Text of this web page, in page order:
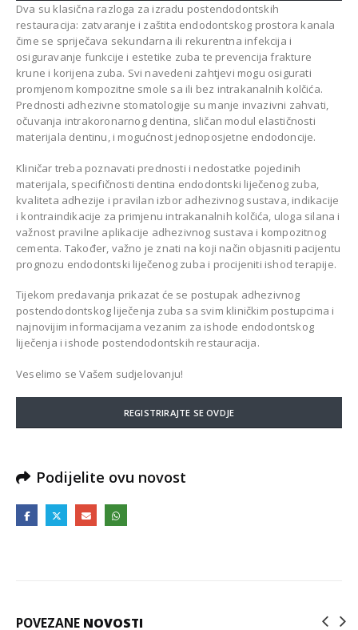
Dva su klasična razloga za izradu postendodontskih
restauracija: zatvaranje i zaštita endodontskog prostora kanala
čime se spriječava sekundarna ili rekurentna infekcija i
osiguravanje funkcije i estetike zuba te prevencija frakture
krune i korijena zuba. Svi navedeni zahtjevi mogu osigurati
promjenom kompozitne smole sa ili bez intrakanalnih kolčića.
Prednosti adhezivne stomatologije su manje invazivni zahvati,
očuvanja intrakoronarnog dentina, sličan modul elastičnosti
materijala dentinu, i mogućnost jednoposjetne endodoncije.
Kliničar treba poznavati prednosti i nedostatke pojedinih
materijala, specifičnosti dentina endodontski liječenog zuba,
kvaliteta adhezije i pravilan izbor adhezivnog sustava, indikacije
i kontraindikacije za primjenu intrakanalnih kolčića, uloga silana i
važnost pravilne aplikacije adhezivnog sustava i kompozitnog
cementa. Također, važno je znati na koji način objasniti pacijentu
prognozu endodontski liječenog zuba i procijeniti ishod terapije.
Tijekom predavanja prikazat će se postupak adhezivnog
postendodontskog liječenja zuba sa svim kliničkim postupcima i
najnovijim informacijama vezanim za ishode endodontskog
liječenja i ishode postendodontskih restauracija.
Veselimo se Vašem sudjelovanju!
REGISTRIRAJTE SE OVDJE
Podijelite ovu novost
POVEZANE NOVOSTI